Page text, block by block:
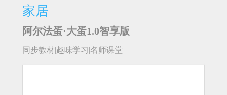
家居
阿尔法蛋·大蛋1.0智享版
同步教材|趣味学习|名师课堂